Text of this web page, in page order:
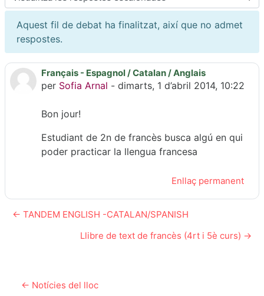
Aquest fil de debat ha finalitzat, així que no admet
respostes.
Français - Espagnol / Catalan / Anglais
per Sofia Arnal - dimarts, 1 d’abril 2014, 10:22
Nombre de respostes: 0
Bon jour!
Estudiant de 2n de francès busca algú en qui
poder practicar la llengua francesa
Enllaç permanent
← TANDEM ENGLISH -CATALAN/SPANISH
Llibre de text de francès (4rt i 5è curs) →
← Notícies del lloc